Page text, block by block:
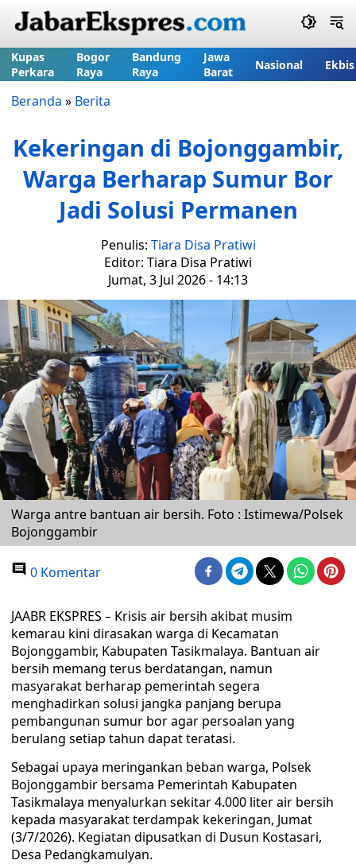
Kupas
Perkara
Bogor
Raya
Bandung
Raya
Jawa
Barat
Nasional Ekbis
Beranda » Berita
Kekeringan di Bojonggambir,
Warga Berharap Sumur Bor
Jadi Solusi Permanen
Penulis: Tiara Disa Pratiwi
Editor: Tiara Disa Pratiwi
Jumat, 3 Jul 2026 - 14:13
Warga antre bantuan air bersih. Foto : Istimewa/Polsek
Bojonggambir
0 Komentar
JAABR EKSPRES – Krisis air bersih akibat musim
kemarau kini dirasakan warga di Kecamatan
Bojonggambir, Kabupaten Tasikmalaya. Bantuan air
bersih memang terus berdatangan, namun
masyarakat berharap pemerintah segera
menghadirkan solusi jangka panjang berupa
pembangunan sumur bor agar persoalan yang
berulang setiap tahun dapat teratasi.
Sebagai upaya meringankan beban warga, Polsek
Bojonggambir bersama Pemerintah Kabupaten
Tasikmalaya menyalurkan sekitar 4.000 liter air bersih
kepada masyarakat terdampak kekeringan, Jumat
(3/7/2026). Kegiatan dipusatkan di Dusun Kostasari,
Desa Pedangkamulyan.